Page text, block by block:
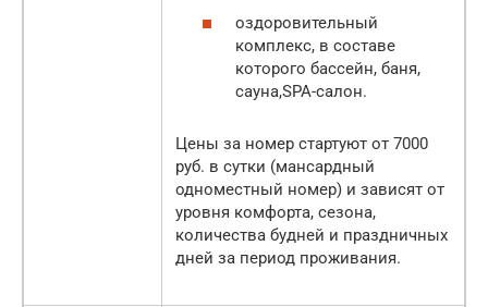
оздоровительный
комплекс, в составе
которого бассейн, баня,
сауна,SPA-салон.
Цены за номер стартуют от 7000
руб. в сутки (мансардный
одноместный номер) и зависят от
уровня комфорта, сезона,
количества будней и праздничных
дней за период проживания.